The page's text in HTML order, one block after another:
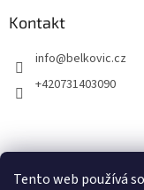
Tento web používá
Kontakt
info@belkovic.cz
+420731403090